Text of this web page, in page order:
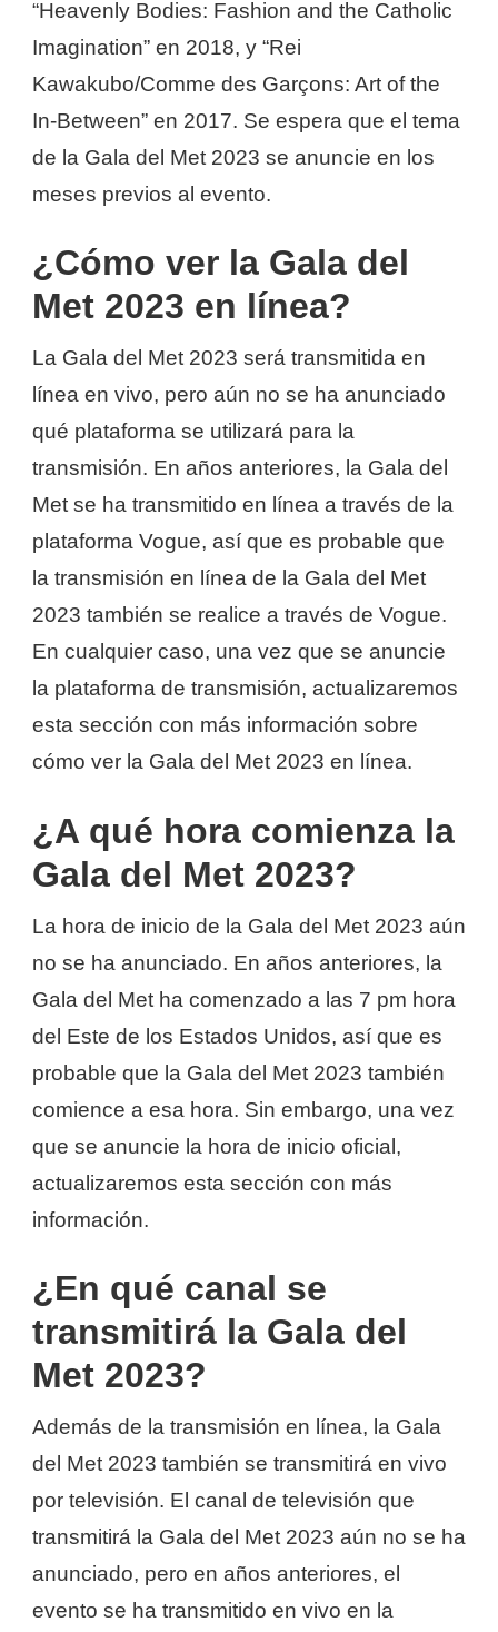
“Heavenly Bodies: Fashion and the Catholic
Imagination” en 2018, y “Rei
Kawakubo/Comme des Garçons: Art of the
In-Between” en 2017. Se espera que el tema
de la Gala del Met 2023 se anuncie en los
meses previos al evento.
¿Cómo ver la Gala del
Met 2023 en línea?
La Gala del Met 2023 será transmitida en
línea en vivo, pero aún no se ha anunciado
qué plataforma se utilizará para la
transmisión. En años anteriores, la Gala del
Met se ha transmitido en línea a través de la
plataforma Vogue, así que es probable que
la transmisión en línea de la Gala del Met
2023 también se realice a través de Vogue.
En cualquier caso, una vez que se anuncie
la plataforma de transmisión, actualizaremos
esta sección con más información sobre
cómo ver la Gala del Met 2023 en línea.
¿A qué hora comienza la
Gala del Met 2023?
La hora de inicio de la Gala del Met 2023 aún
no se ha anunciado. En años anteriores, la
Gala del Met ha comenzado a las 7 pm hora
del Este de los Estados Unidos, así que es
probable que la Gala del Met 2023 también
comience a esa hora. Sin embargo, una vez
que se anuncie la hora de inicio oficial,
actualizaremos esta sección con más
información.
¿En qué canal se
transmitirá la Gala del
Met 2023?
Además de la transmisión en línea, la Gala
del Met 2023 también se transmitirá en vivo
por televisión. El canal de televisión que
transmitirá la Gala del Met 2023 aún no se ha
anunciado, pero en años anteriores, el
evento se ha transmitido en vivo en la